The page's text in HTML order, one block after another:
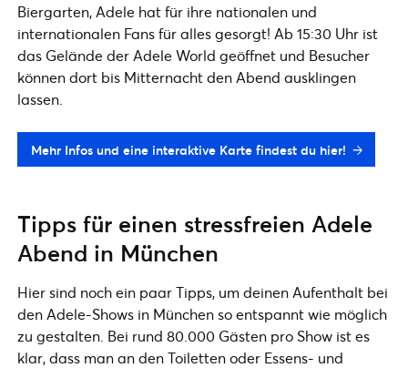
Biergarten, Adele hat für ihre nationalen und
internationalen Fans für alles gesorgt! Ab 15:30 Uhr ist
das Gelände der Adele World geöffnet und Besucher
können dort bis Mitternacht den Abend ausklingen
lassen.
Mehr Infos und eine interaktive Karte findest du hier!
Tipps für einen stressfreien Adele
Abend in München
Hier sind noch ein paar Tipps, um deinen Aufenthalt bei
den Adele-Shows in München so entspannt wie möglich
zu gestalten. Bei rund 80.000 Gästen pro Show ist es
klar, dass man an den Toiletten oder Essens- und